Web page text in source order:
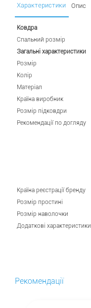
Характеристики Опис
Ковдра
Спальний розмір
Загальні характеристики
Розмір
Колір
Матеріал
Країна виробник
Розмір підковдри
Рекомендації по догляду
Країна реєстрації бренду
Розмір простині
Розмір наволочки
Додаткові характеристики
Рекомендації